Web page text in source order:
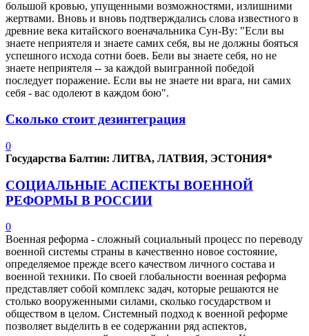
большой кровью, упущенными возможностями, излишними
жертвами. Вновь и вновь подтверждались слова известного в
древние века китайского военачальника Сун-Ву: "Если вы
знаете неприятеля и знаете самих себя, вы не должны бояться
успешного исхода сотни боев. Бели вы знаете себя, но не
знаете неприятеля -- за каждой выигранной победой
последует поражение. Если вы не знаете ни врага, ни самих
себя - вас одолеют в каждом бою".
Сколько стоит дезинтеграция
0
Государства Балтии: ЛИТВА, ЛАТВИЯ, ЭСТОНИЯ*
СОЦИАЛЬНЫЕ АСПЕКТЫ ВОЕННОЙ
РЕФОРМЫ В РОССИИ
0
Военная реформа - сложный социальный процесс по переводу
военной системы страны в качественно новое состояние,
определяемое прежде всего качеством личного состава и
военной техники. По своей глобальности военная реформа
представляет собой комплекс задач, которые решаются не
столько вооруженными силами, сколько государством и
обществом в целом. Системный подход к военной реформе
позволяет выделить в ее содержании ряд аспектов,